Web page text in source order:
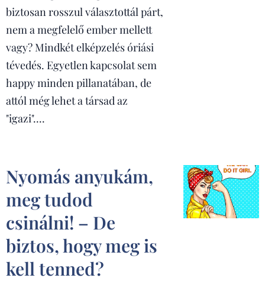
biztosan rosszul választottál párt,
nem a megfelelő ember mellett
vagy? Mindkét elképzelés óriási
tévedés. Egyetlen kapcsolat sem
happy minden pillanatában, de
attól még lehet a társad az
"igazi"....
Nyomás anyukám,
meg tudod
csinálni! – De
biztos, hogy meg is
kell tenned?